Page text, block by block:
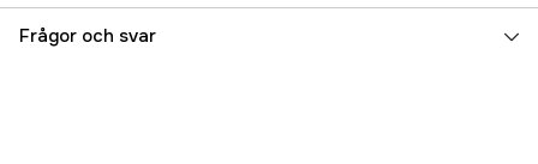
Referensnummer 5000015959
Frågor och svar